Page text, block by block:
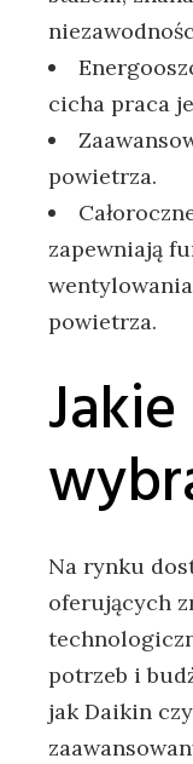
cicha praca
powietrza.
zapewniają
powietrza.
Na rynku
oferujących
potrzeb i
jak Daikin